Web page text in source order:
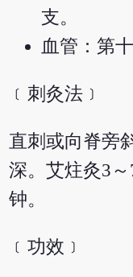
支。
血管：第
﹝刺灸法﹞
直刺或向脊旁
深。艾炷灸3
钟。
﹝功效﹞